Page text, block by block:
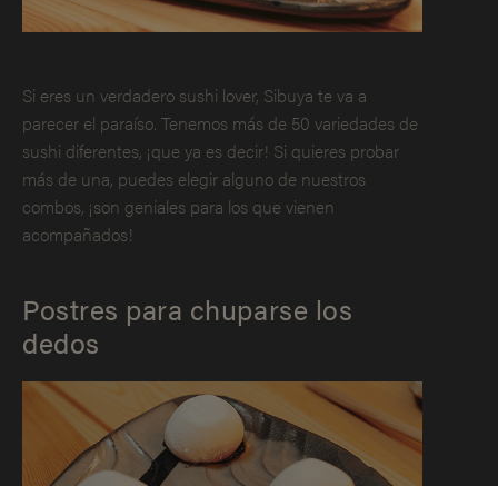
Si eres un verdadero sushi lover, Sibuya te va a
parecer el paraíso. Tenemos más de 50 variedades de
sushi diferentes, ¡que ya es decir! Si quieres probar
más de una, puedes elegir alguno de nuestros
combos, ¡son geniales para los que vienen
acompañados!
Postres para chuparse los
dedos